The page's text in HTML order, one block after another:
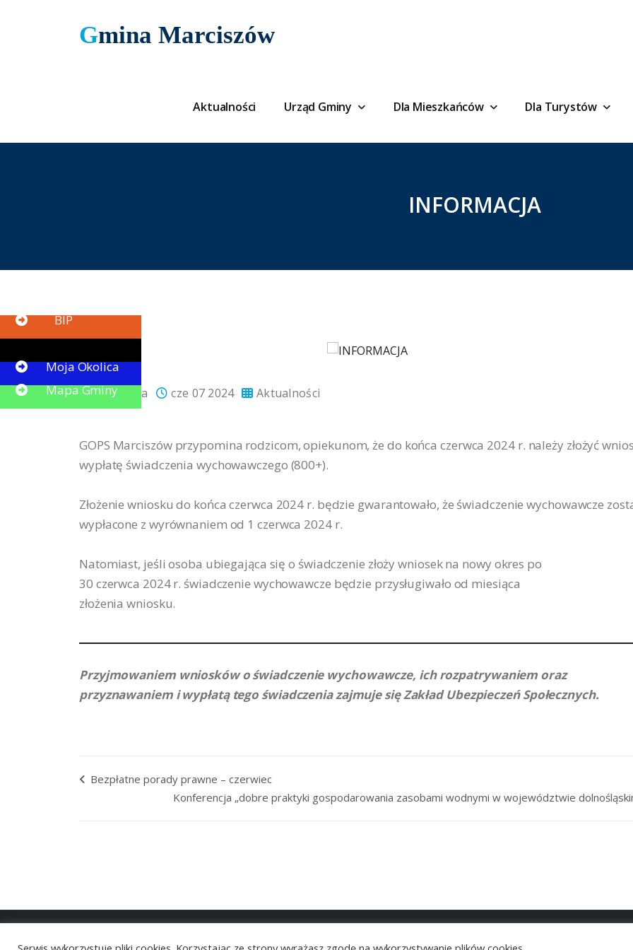
Gmina Marciszów
Aktualności Urząd Gminy Dla Mieszkańców Dla Turystów
INFORMACJA
promocja cze 07 2024 Aktualności
GOPS Marciszów przypomina rodzicom, opiekunom, że do końca czerwca 2024 r. należy złożyć
wypłatę świadczenia wychowawczego (800+).
Złożenie wniosku do końca czerwca 2024 r. będzie gwarantowało, że świadczenie wychowawcze
wypłacone z wyrównaniem od 1 czerwca 2024 r.
Natomiast, jeśli osoba ubiegająca się o świadczenie złoży wniosek na nowy okres po
30 czerwca 2024 r. świadczenie wychowawcze będzie przysługiwało od miesiąca
złożenia wniosku.
Przyjmowaniem wniosków o świadczenie wychowawcze, ich rozpatrywaniem oraz
przyznawaniem i wypłatą tego świadczenia zajmuje się Zakład Ubezpieczeń Społecznych.
Bezpłatne porady prawne – czerwiec
Konferencja „dobre praktyki gospodarowania zasobami wodnymi w województwie
© 2026 VictorThemes . All Rights Reserved.
BIP
Button
Moja Okolica
Mapa Gminy